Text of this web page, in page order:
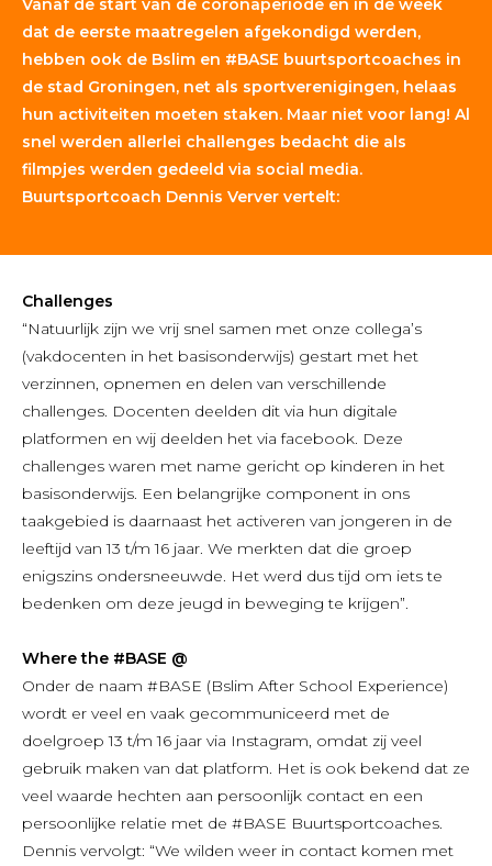
dat de eerste maatregelen afgekondigd werden,
hebben ook de Bslim en #BASE buurtsportcoaches in
de stad Groningen, net als sportverenigingen, helaas
hun activiteiten moeten staken. Maar niet voor lang! Al
snel werden allerlei challenges bedacht die als
filmpjes werden gedeeld via social media.
Buurtsportcoach Dennis Verver vertelt:
Challenges
“Natuurlijk zijn we vrij snel samen met onze collega’s
(vakdocenten in het basisonderwijs) gestart met het
verzinnen, opnemen en delen van verschillende
challenges. Docenten deelden dit via hun digitale
platformen en wij deelden het via facebook. Deze
challenges waren met name gericht op kinderen in het
basisonderwijs. Een belangrijke component in ons
taakgebied is daarnaast het activeren van jongeren in de
leeftijd van 13 t/m 16 jaar. We merkten dat die groep
enigszins ondersneeuwde. Het werd dus tijd om iets te
bedenken om deze jeugd in beweging te krijgen”.
Where the #BASE @
Onder de naam #BASE (Bslim After School Experience)
wordt er veel en vaak gecommuniceerd met de
doelgroep 13 t/m 16 jaar via Instagram, omdat zij veel
gebruik maken van dat platform. Het is ook bekend dat ze
veel waarde hechten aan persoonlijk contact en een
persoonlijke relatie met de #BASE Buurtsportcoaches.
Dennis vervolgt: “We wilden weer in contact komen met